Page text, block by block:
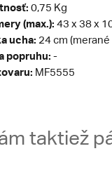
0,75 Kg
(max.): 43 x 38 x
ucha: 24 cm
popruhu: -
MF5555
taktiež